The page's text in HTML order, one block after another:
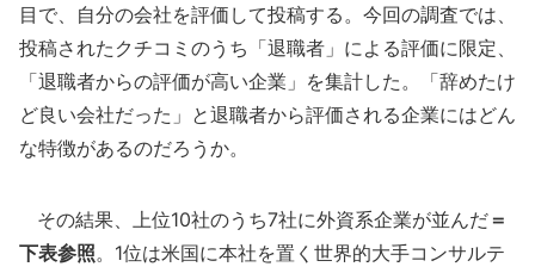
目で、自分の会社を評価して投稿する。今回の調査では、
投稿されたクチコミのうち「退職者」による評価に限定、
「退職者からの評価が高い企業」を集計した。「辞めたけ
ど良い会社だった」と退職者から評価される企業にはどん
な特徴があるのだろうか。
その結果、上位10社のうち7社に外資系企業が並んだ＝
下表参照。1位は米国に本社を置く世界的大手コンサルテ